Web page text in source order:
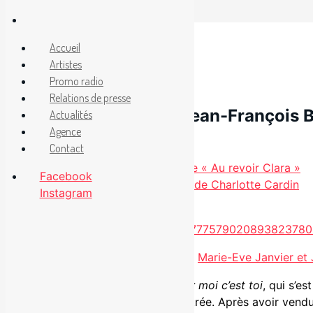
contenu
Facebook Instagram
27 septembre 2016
Marie-Eve Janvier et Jean-François
Catégories
Non classé
Olivier dévoile enfin les images de « Au revoir Clara »
Nouveauté radio : « Dirty Dirty » de Charlotte Cardin
Marie-Eve Janvier et
Pour moi c’est toi, qui
sorties les plus attendues de la rentrée. Après avoir
Accueil
Artistes
Promo radio
Relations de presse
Actualités
Agence
Contact
Facebook
Instagram